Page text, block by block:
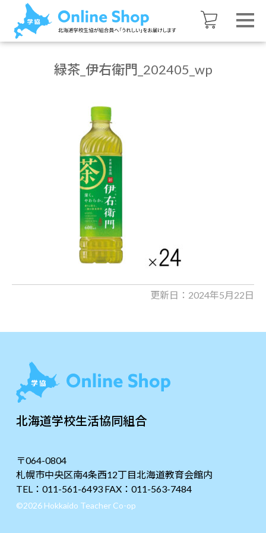
緑茶_伊右衛門_202405_wp
更新日：2024年5月22日
北海道学校生活協同組合
〒064-0804
札幌市中央区南4条西12丁目北海道教育会館内
TEL：011-561-6493 FAX：011-563-7484
©2026 Hokkaido Teacher Co-op